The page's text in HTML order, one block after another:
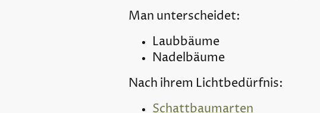
Man unterscheidet:
Laubbäume
Nadelbäume
Nach ihrem Lichtbedürfnis:
Schattbaumarten